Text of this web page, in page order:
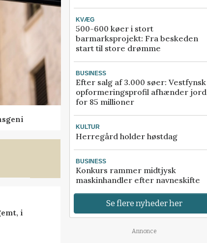
i
KVÆG
500-600 køer i stort
barmarksprojekt: Fra beskeden
start til store drømme
BUSINESS
Efter salg af 3.000 søer: Vestfynsk
opformeringsprofil afhænder jord
for 85 millioner
KULTUR
Herregård holder høstdag
BUSINESS
Konkurs rammer midtjysk
maskinhandler efter navneskifte
Se flere nyheder her
Annonce